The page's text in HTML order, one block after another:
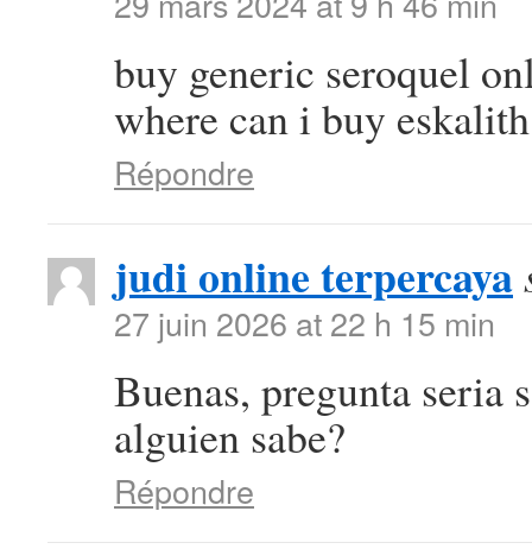
buy generic seroquel
where can i buy eskalith
Répondre
judi online terpercaya
27 juin 2026 at 22 h 15 min
Buenas, pregunta seria
alguien sabe?
Répondre